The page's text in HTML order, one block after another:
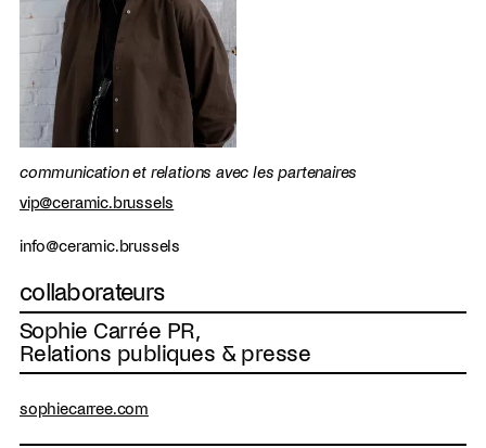
communication et relations avec les partenaires
vip@ceramic.brussels
info@ceramic.brussels
collaborateurs
Sophie Carrée PR,
Relations publiques & presse
sophiecarree.com